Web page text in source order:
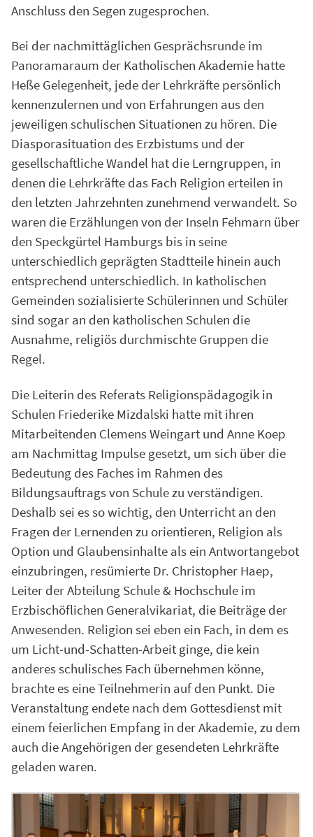
Anschluss den Segen zugesprochen.
Bei der nachmittäglichen Gesprächsrunde im
Panoramaraum der Katholischen Akademie hatte
Heße Gelegenheit, jede der Lehrkräfte persönlich
kennenzulernen und von Erfahrungen aus den
jeweiligen schulischen Situationen zu hören. Die
Diasporasituation des Erzbistums und der
gesellschaftliche Wandel hat die Lerngruppen, in
denen die Lehrkräfte das Fach Religion erteilen in
den letzten Jahrzehnten zunehmend verwandelt. So
waren die Erzählungen von der Inseln Fehmarn über
den Speckgürtel Hamburgs bis in seine
unterschiedlich geprägten Stadtteile hinein auch
entsprechend unterschiedlich. In katholischen
Gemeinden sozialisierte Schülerinnen und Schüler
sind sogar an den katholischen Schulen die
Ausnahme, religiös durchmischte Gruppen die
Regel.
Die Leiterin des Referats Religionspädagogik in
Schulen Friederike Mizdalski hatte mit ihren
Mitarbeitenden Clemens Weingart und Anne Koep
am Nachmittag Impulse gesetzt, um sich über die
Bedeutung des Faches im Rahmen des
Bildungsauftrags von Schule zu verständigen.
Deshalb sei es so wichtig, den Unterricht an den
Fragen der Lernenden zu orientieren, Religion als
Option und Glaubensinhalte als ein Antwortangebot
einzubringen, resümierte Dr. Christopher Haep,
Leiter der Abteilung Schule & Hochschule im
Erzbischöflichen Generalvikariat, die Beiträge der
Anwesenden. Religion sei eben ein Fach, in dem es
um Licht-und-Schatten-Arbeit ginge, die kein
anderes schulisches Fach übernehmen könne,
brachte es eine Teilnehmerin auf den Punkt. Die
Veranstaltung endete nach dem Gottesdienst mit
einem feierlichen Empfang in der Akademie, zu dem
auch die Angehörigen der gesendeten Lehrkräfte
geladen waren.